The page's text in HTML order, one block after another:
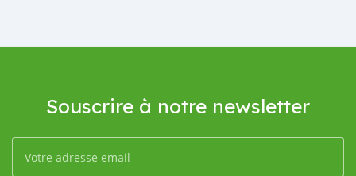
Souscrire à notre newsletter